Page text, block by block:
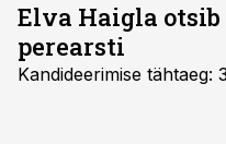
Elva Haigla
perearsti
Kandideerimise tähtaeg: